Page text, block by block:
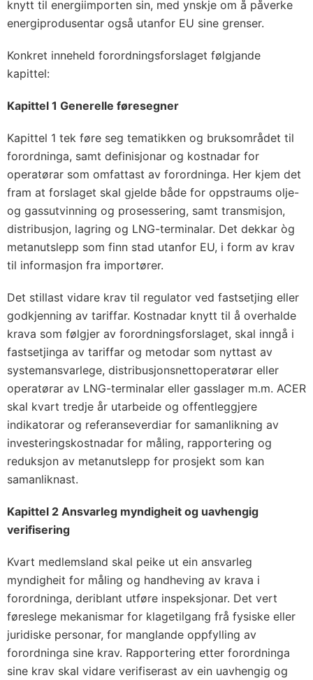
knytt til energiimporten sin, med ynskje om å påverke
energiprodusentar også utanfor EU sine grenser.
Konkret inneheld forordningsforslaget følgjande
kapittel:
Kapittel 1 Generelle føresegner
Kapittel 1 tek føre seg tematikken og bruksområdet til
forordninga, samt definisjonar og kostnadar for
operatørar som omfattast av forordninga. Her kjem det
fram at forslaget skal gjelde både for oppstraums olje-
og gassutvinning og prosessering, samt transmisjon,
distribusjon, lagring og LNG-terminalar. Det dekkar òg
metanutslepp som finn stad utanfor EU, i form av krav
til informasjon fra importører.
Det stillast vidare krav til regulator ved fastsetjing eller
godkjenning av tariffar. Kostnadar knytt til å overhalde
krava som følgjer av forordningsforslaget, skal inngå i
fastsetjinga av tariffar og metodar som nyttast av
systemansvarlege, distribusjonsnettoperatørar eller
operatørar av LNG-terminalar eller gasslager m.m. ACER
skal kvart tredje år utarbeide og offentleggjere
indikatorar og referanseverdiar for samanlikning av
investeringskostnadar for måling, rapportering og
reduksjon av metanutslepp for prosjekt som kan
samanliknast.
Kapittel 2 Ansvarleg myndigheit og uavhengig
verifisering
Kvart medlemsland skal peike ut ein ansvarleg
myndigheit for måling og handheving av krava i
forordninga, deriblant utføre inspeksjonar. Det vert
føreslege mekanismar for klagetilgang frå fysiske eller
juridiske personar, for manglande oppfylling av
forordninga sine krav. Rapportering etter forordninga
sine krav skal vidare verifiserast av ein uavhengig og